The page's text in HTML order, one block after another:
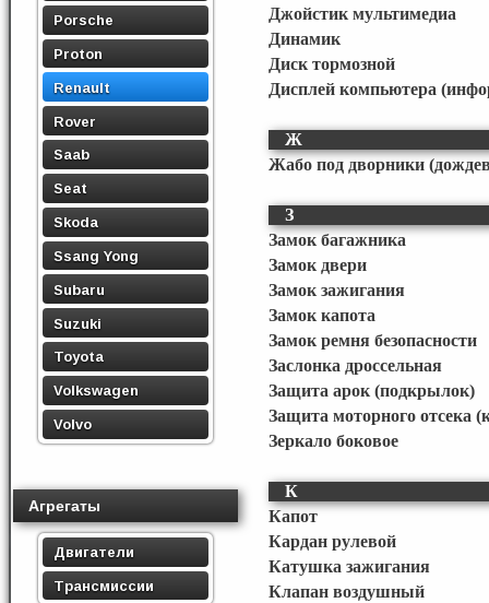
Porsche
Proton
Renault
Rover
Saab
Seat
Skoda
Ssang Yong
Subaru
Suzuki
Toyota
Volkswagen
Volvo
Агрегаты
Двигатели
Трансмиссии
Джойстик мультимедиа
Динамик
Диск тормозной
Дисплей компьютера
Ж
Жабо под дворники
З
Замок багажника
Замок двери
Замок зажигания
Замок капота
Замок ремня безопасности
Заслонка дроссельная
Защита арок (подкрылок)
Защита моторного отсека
Зеркало боковое
К
Капот
Кардан рулевой
Катушка зажигания
Клапан воздушный